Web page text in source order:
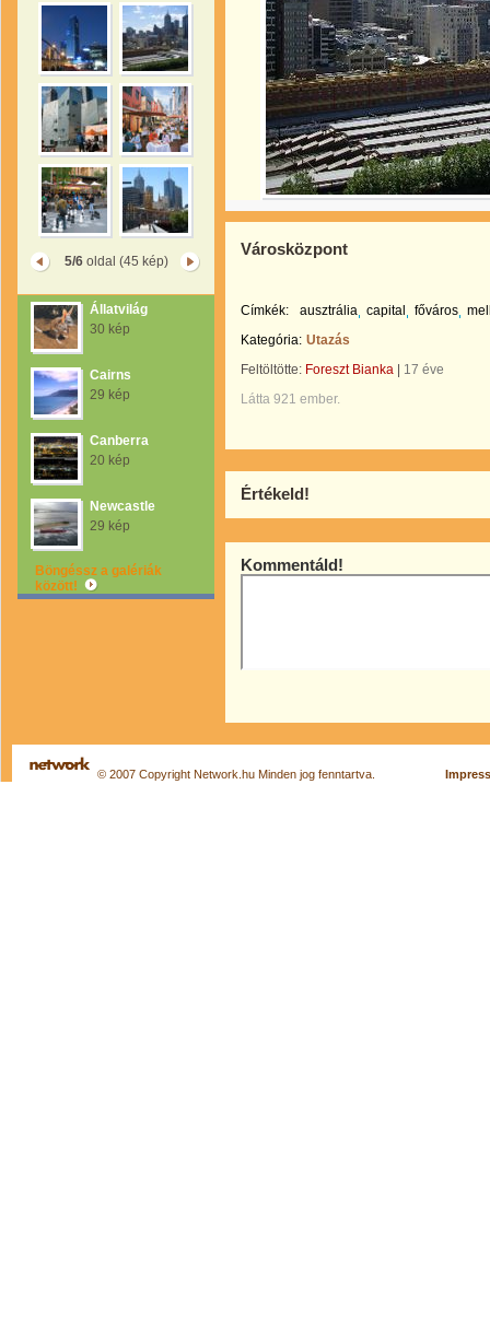
5/6oldal (45 kép)
Állatvilág
30 kép
Cairns
29 kép
Canberra
20 kép
Newcastle
29 kép
Böngéssz a galériák
között!
Városközpont
Címkék: ausztrália capital főváros
Kategória: Utazás
Feltöltötte: Foreszt Bianka
17 éve
Látta 921 ember.
Értékeld!
Kommentáld!
© 2007 Copyright Network.hu Minden jog fenntartva.